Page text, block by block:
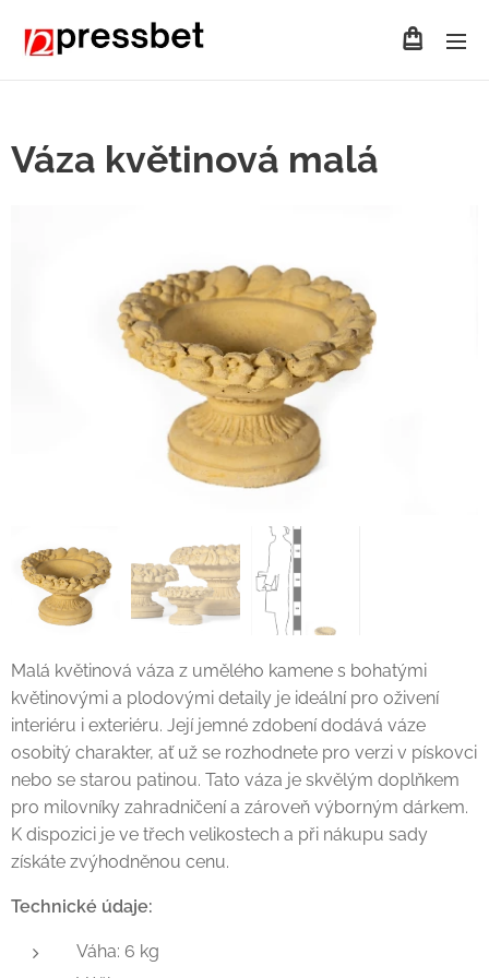
Váza květinová malá
Malá květinová váza z umělého kamene s bohatými
květinovými a plodovými detaily je ideální pro oživení
interiéru i exteriéru. Její jemné zdobení dodává váze
osobitý charakter, ať už se rozhodnete pro verzi v pískovci
nebo se starou patinou. Tato váza je skvělým doplňkem
pro milovníky zahradničení a zároveň výborným dárkem.
K dispozici je ve třech velikostech a při nákupu sady
získáte zvýhodněnou cenu.
Technické údaje:
Váha: 6 kg